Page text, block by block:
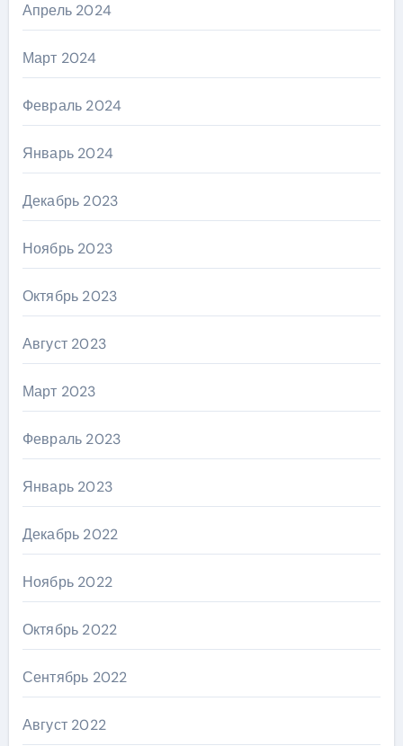
Апрель 2024
Март 2024
Февраль 2024
Январь 2024
Декабрь 2023
Ноябрь 2023
Октябрь 2023
Август 2023
Март 2023
Февраль 2023
Январь 2023
Декабрь 2022
Ноябрь 2022
Октябрь 2022
Сентябрь 2022
Август 2022